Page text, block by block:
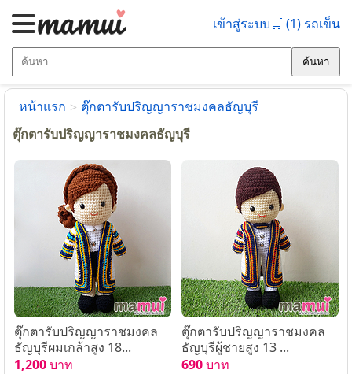
เข้าสู่ระบบ🛒 (1) รถเข็น
ค้นหา
หน้าแรก > ตุ๊กตารับปริญญาราชมงคลธัญบุรี
ตุ๊กตารับปริญญาราชมงคลธัญบุรี
ตุ๊กตารับปริญญาราชมงคล
ธัญบุรีผมเกล้าสูง 18...
1,200บาท
ตุ๊กตารับปริญญาราชมงคล
ธัญบุรีผู้ชายสูง 13 ...
690บาท